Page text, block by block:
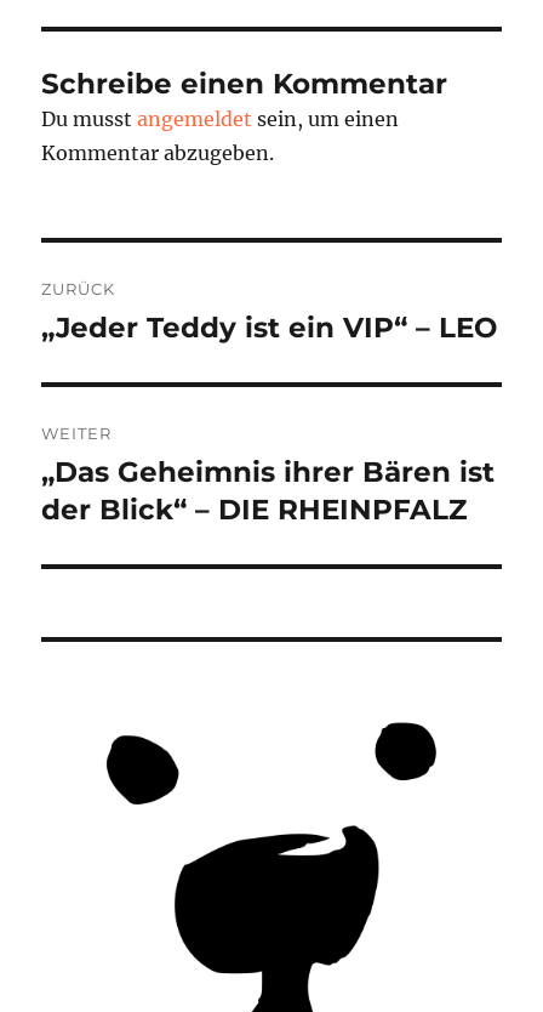
Schreibe einen Kommentar
Du musstangemeldet sein, um einen
Kommentar abzugeben.
ZURÜCK
Vorheriger
„Jeder Teddy ist ein VIP“ – LEO
WEITER
Nächster
Beitrag:
„Das Geheimnis ihrer Bären ist
der Blick“ – DIE RHEINPFALZ